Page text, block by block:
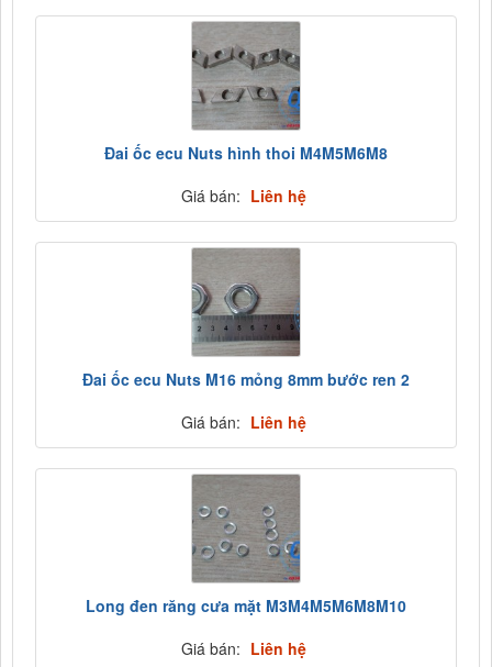
Đai ốc ecu Nuts hình thoi M4M5M6M8
Giá bán: Liên hệ
Đai ốc ecu Nuts M16 mỏng 8mm bước ren 2
Giá bán: Liên hệ
Long đen răng cưa mặt M3M4M5M6M8M10
Giá bán: Liên hệ